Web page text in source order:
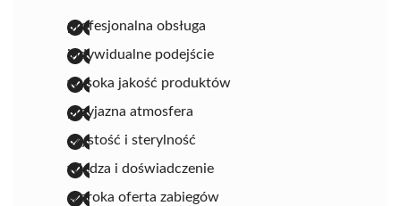
profesjonalna obsługa
indywidualne podejście
wysoka jakość produktów
przyjazna atmosfera
czystość i sterylność
wiedza i doświadczenie
szeroka oferta zabiegów